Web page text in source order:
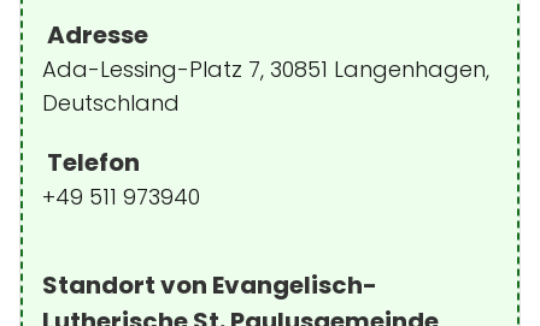
Adresse
Ada-Lessing-Platz 7, 30851 Langenhagen,
Deutschland
Telefon
+49 511 973940
Standort von Evangelisch-